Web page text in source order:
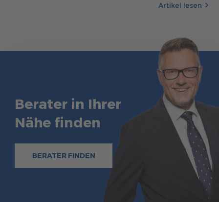
Artikel lesen
Berater in Ihrer
Nähe finden
BERATER FINDEN